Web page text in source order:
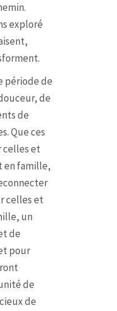
exploré
période de
de
de
Que ces
celles et
en famille,
celles et
un
de
pour
de
de